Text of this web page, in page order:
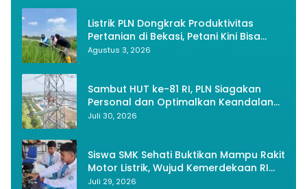
Listrik PLN Dongkrak Produktivitas
Pertanian di Bekasi, Petani Kini Bisa
Panen Tiga Kali Setahun
Agustus 3, 2026
Sambut HUT ke-81 RI, PLN Siagakan
Personal dan Optimalkan Keandalan
Instalasi Transmisi
Juli 30, 2026
Siswa SMK Sehati Buktikan Mampu Rakit
Motor Listrik, Wujud Kemerdekaan RI
Melalui Inovasi dan Kemandirian
Juli 29, 2026